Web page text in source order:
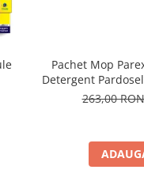
Pachet Mop
Detergent
si
263,00